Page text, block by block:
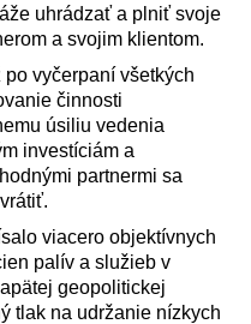
uhrádzať a plniť svoje
a svojim klientom.
vyčerpaní všetkých
činnosti
úsiliu vedenia
investíciám a
partnermi sa
viacero objektívnych
palív a služieb v
geopolitickej
tlak na udržanie nízkych